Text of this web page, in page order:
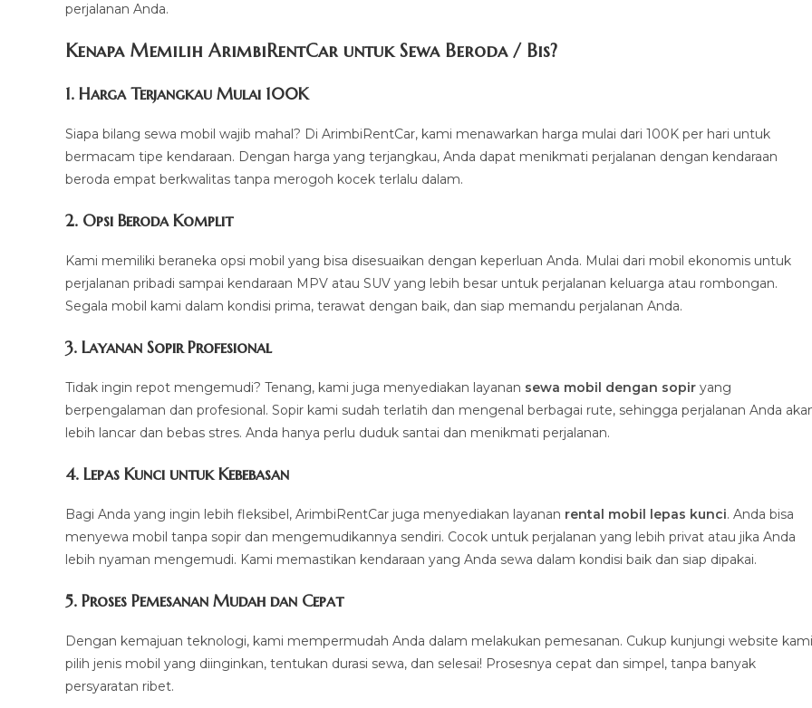
perjalanan Anda.
Kenapa Memilih ArimbiRentCar untuk Sewa Beroda / Bis?
1. Harga Terjangkau Mulai 100K
Siapa bilang sewa mobil wajib mahal? Di ArimbiRentCar, kami menawarkan harga mulai dari 100K per hari untuk
bermacam tipe kendaraan. Dengan harga yang terjangkau, Anda dapat menikmati perjalanan dengan kendaraan
beroda empat berkwalitas tanpa merogoh kocek terlalu dalam.
2. Opsi Beroda Komplit
Kami memiliki beraneka opsi mobil yang bisa disesuaikan dengan keperluan Anda. Mulai dari mobil ekonomis untuk
perjalanan pribadi sampai kendaraan MPV atau SUV yang lebih besar untuk perjalanan keluarga atau rombongan.
Segala mobil kami dalam kondisi prima, terawat dengan baik, dan siap memandu perjalanan Anda.
3. Layanan Sopir Profesional
Tidak ingin repot mengemudi? Tenang, kami juga menyediakan layanan sewa mobil dengan sopir yang
berpengalaman dan profesional. Sopir kami sudah terlatih dan mengenal berbagai rute, sehingga perjalanan Anda
lebih lancar dan bebas stres. Anda hanya perlu duduk santai dan menikmati perjalanan.
4. Lepas Kunci untuk Kebebasan
Bagi Anda yang ingin lebih fleksibel, ArimbiRentCar juga menyediakan layanan rental mobil lepas kunci. Anda bisa
menyewa mobil tanpa sopir dan mengemudikannya sendiri. Cocok untuk perjalanan yang lebih privat atau jika Anda
lebih nyaman mengemudi. Kami memastikan kendaraan yang Anda sewa dalam kondisi baik dan siap dipakai.
5. Proses Pemesanan Mudah dan Cepat
Dengan kemajuan teknologi, kami mempermudah Anda dalam melakukan pemesanan. Cukup kunjungi website
pilih jenis mobil yang diinginkan, tentukan durasi sewa, dan selesai! Prosesnya cepat dan simpel, tanpa banyak
persyaratan ribet.